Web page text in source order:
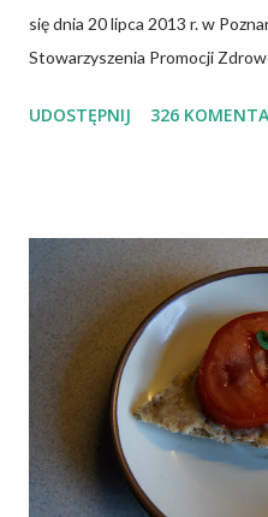
się dnia 20 lipca 2013 r. w
Stowarzyszenia Promocji
posiadamy odnośnie witaminy
weganie (ludzie, którzy nie
pochodzenia zwierzęcego),
nie spożywają produktów
produkty pochodzenia
mleczne i jajka), osoby po 50
osoby, które poddały się
dolną część jelita cienkiego, a
Inni, w tym np. osoby chorujące
UDOSTĘPNIJ 326